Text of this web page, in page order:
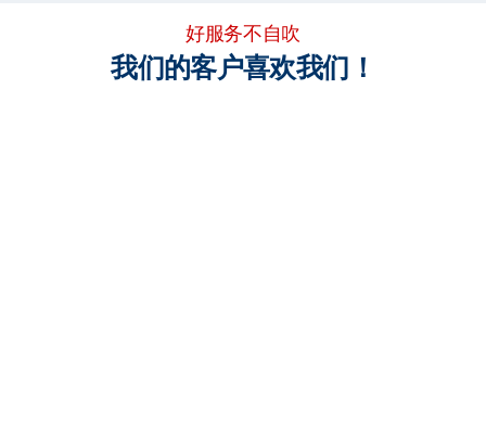
好服务不自吹
我们的客户喜欢我们！